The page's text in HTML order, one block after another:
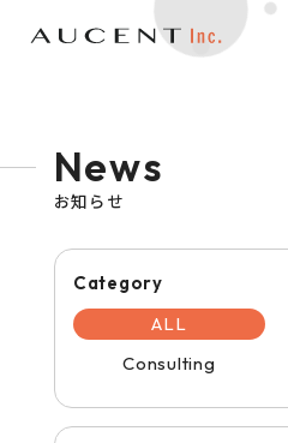
News
お知らせ
Category
ALL
Consulting